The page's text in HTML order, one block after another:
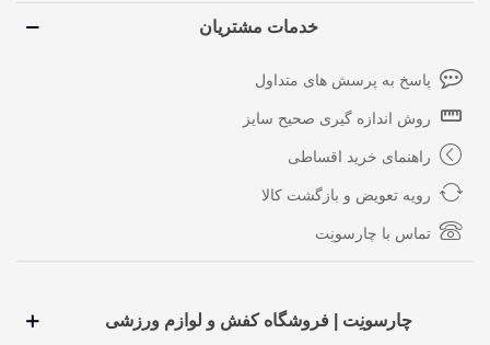
خدمات مشتریان
پاسخ به پرسش های متداول
روش اندازه گیری صحیح سایز
راهنمای خرید اقساطی
رویه تعویض و بازگشت کالا
تماس با چارسونِت
چارسونِت | فروشگاه کفش و لوازم ورزشی